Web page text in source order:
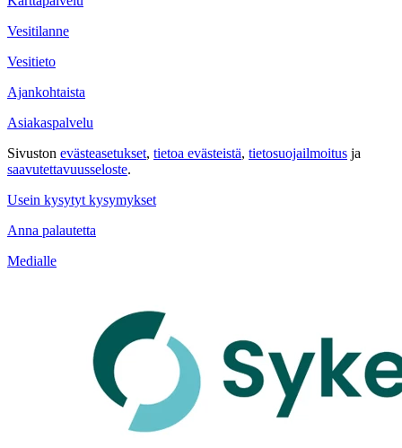
Vesitilanne
Vesitieto
Ajankohtaista
Asiakaspalvelu
Sivuston evästeasetukset, tietoa evästeistä, tietosuojailmoitus ja
saavutettavuus­seloste.
Usein kysytyt kysymykset
Anna palautetta
Medialle